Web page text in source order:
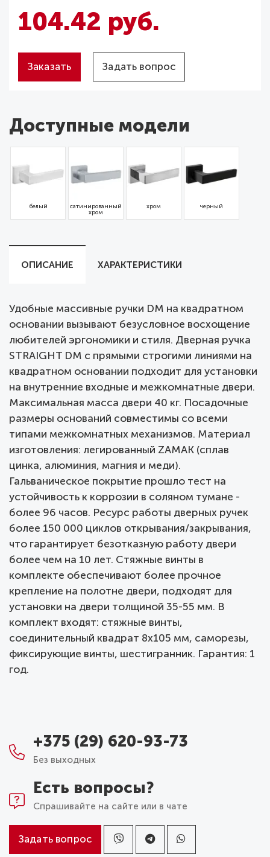
104.42 руб.
Заказать Задать вопрос
Доступные модели
белый
сатинированный
хром
хром черный
ОПИСАНИЕ ХАРАКТЕРИСТИКИ
Удобные массивные ручки DM на квадратном
основании вызывают безусловное восхощение
любителей эргономики и стиля. Дверная ручка
STRAIGHT DM с прямыми строгими линиями на
квадратном основании подходит для установки
на внутренние входные и межкомнатные двери.
Максимальная масса двери 40 кг. Посадочные
размеры оснований совместимы со всеми
типами межкомнатных механизмов. Материал
изготовления: легированный ZAMAK (сплав
цинка, алюминия, магния и меди).
Гальваническое покрытие прошло тест на
устойчивость к коррозии в соляном тумане -
более 96 часов. Ресурс работы дверных ручек
более 150 000 циклов открывания/закрывания,
что гарантирует безотказную работу двери
более чем на 10 лет. Стяжные винты в
комплекте обеспечивают более прочное
крепление на полотне двери, подходят для
установки на двери толщиной 35-55 мм. В
комплект входят: стяжные винты,
соединительный квадрат 8x105 мм, саморезы,
фиксирующие винты, шестигранник. Гарантия: 1
год.
+375 (29) 620-93-73
Без выходных
Есть вопросы?
Спрашивайте на сайте или в чате
Задать вопрос